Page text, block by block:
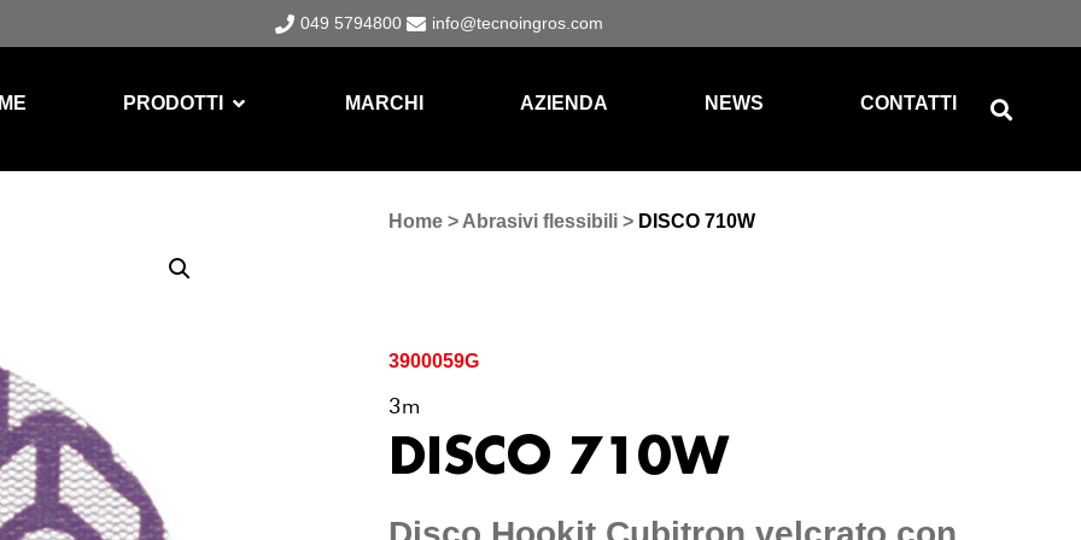
049 5794800 info@tecnoingros.com
PRODOTTI MARCHI AZIENDA NEWS CONTATTI
Home > Abrasivi flessibili > DISCO 710W
3900059G
3m
DISCO 710W